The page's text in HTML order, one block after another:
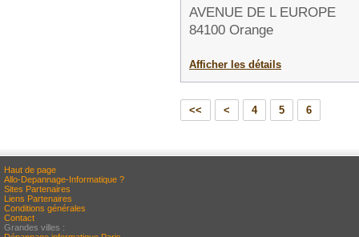
AVENUE DE L EUROPE
84100 Orange
Afficher les détails
<< < 4 5 6
Haut de page
Allo-Depannage-Informatique ?
Sites Partenaires
Liens Partenaires
Conditions générales
Contact
Grandes villes :